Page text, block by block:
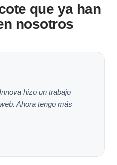
que ya han
nosotros
hizo un trabajo
Ahora tengo más